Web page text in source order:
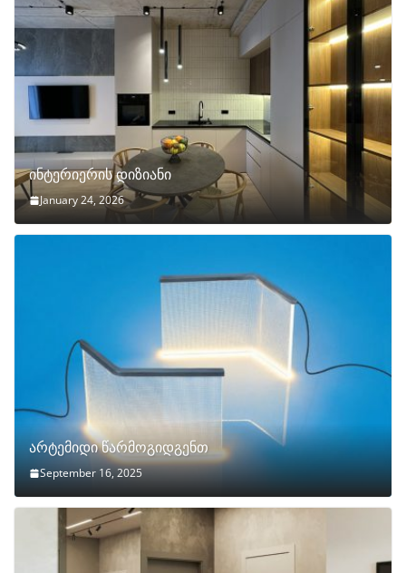
ინტერიერის დიზიანი
January 24, 2026
არტემიდი წარმოგიდგენთ
September 16, 2025